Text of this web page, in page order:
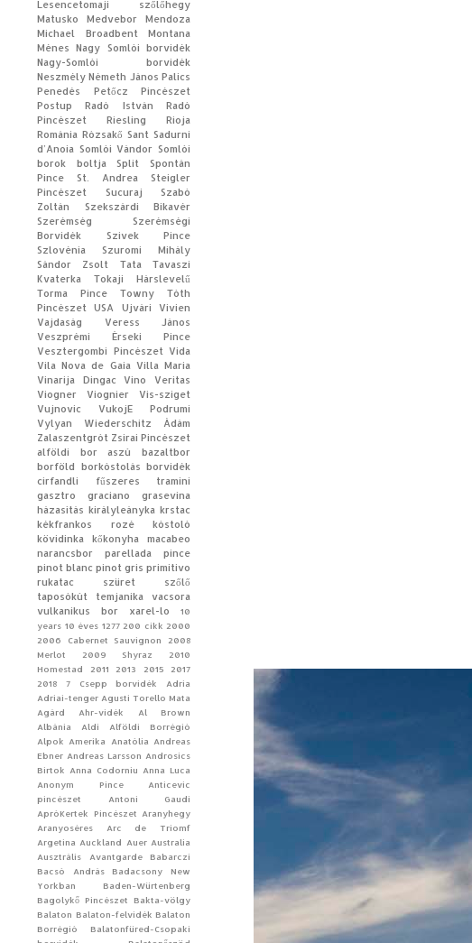
Lesencetomaji szőlőhegy
Matusko
Medvebor
Mendoza
Michael Broadbent
Montana
Ménes Nagy Somlói borvidék
Nagy-Somlói borvidék
Neszmély Németh János Palics
Penedès
Petőcz Pincészet
Postup
Radó István
Radó
Pincészet
Riesling
Rioja
Románia Rózsakő Sant Sadurni
d’Anoia Somlói Vándor Somlói
borok boltja
Split
Spontán
Pince
St. Andrea
Steigler
Pincészet
Sucuraj
Szabó
Zoltán
Szekszárdi Bikavér
Szerémség
Szerémségi
Borvidék
Szivek Pince
Szlovénia
Szuromi Mihály
Sándor Zsolt
Tata
Tavaszi
Kvaterka
Tokaji Hárslevelű
Torma Pince
Towny
Tóth
Pincészet USA
Ujvári Vivien
Vajdaság
Veress János
Veszprémi Érseki Pince
Vesztergombi Pincészet Vida
Vila Nova de Gaia Villa Maria
Vinarija Dingac
Vino Veritas
Viogner
Viognier
Vis-sziget
Vujnovic
VukojE Podrumi
Vylyan
Wiederschitz Ádám
Zalaszentgrót Zsirai Pincészet
alföldi bor
aszú
bazaltbor
borföld borkóstolás borvidék
cirfandli
fűszeres tramini
gasztro
graciano
grasevina
házasítás királyleányka krstac
kékfrankos rozé
kóstoló
kövidinka
kőkonyha
macabeo
narancsbor
parellada
pince
pinot blanc pinot gris primitivo
rukatac
szüret
szőlő
taposókút
temjanika
vacsora
vulkanikus bor
xarel-lo
10
years 10 éves 1277 200 cikk 2000
2006 Cabernet Sauvignon
2008
Merlot
2009 Shyraz
2010
Homestad
2011 2013 2015
2017
2018
7 Csepp borvidék
Adria
Adriai-tenger Agusti Torello Mata
Agárd
Ahr-vidék
Al Brown
Albánia
Aldi
Alföldi Borrégió
Alpok Amerika Anatólia Andreas
Ebner Andreas Larsson Androsics
Birtok Anna Codorniu Anna Luca
Anonym Pince
Anticevic
pincészet
Antoni Gaudí
ApróKertek Pincészet Aranyhegy
Aranyoséres
Arc de Triomf
Argetina Auckland Auer Australia
Ausztrális
Avantgarde
Babarczi
Bacsó András
Badacsony New
Yorkban
Baden-Würtenberg
Bagolykő Pincészet
Bakta-völgy
Balaton Balaton-felvidék Balaton
Borrégió
Balatonfüred-Csopaki